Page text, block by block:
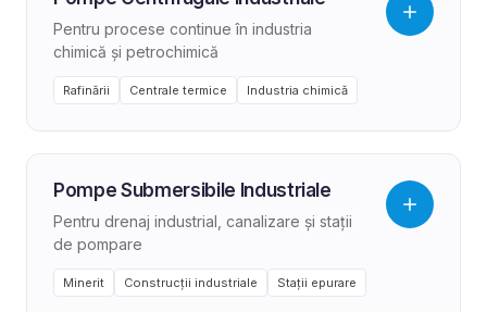
Pentru procese continue în industria
chimică și petrochimică
Rafinării Centrale termice Industria chimică
Pompe Submersibile Industriale
Pentru drenaj industrial, canalizare și stații
de pompare
Minerit Construcții industriale Stații epurare